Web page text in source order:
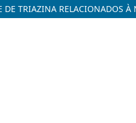
TRIAZINA RELACIONADOS À